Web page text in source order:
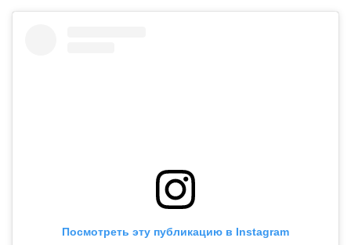
Посмотреть эту публикацию в Instagram